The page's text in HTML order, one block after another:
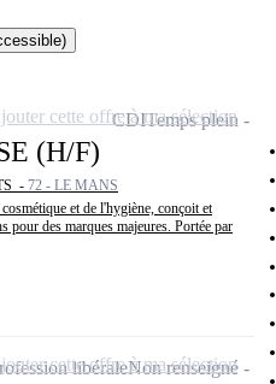
(H/F)
- 72 - LE MANS
et de l'hygiène, conçoit et
pour des marques majeures. Portée par
CDITemps plein
cette offre à ma sélection
libéraleNon renseigné
cette offre à ma sélection